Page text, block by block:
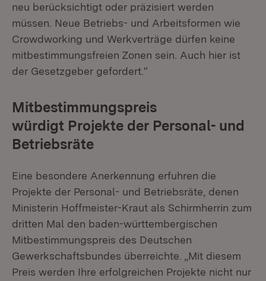
neu berücksichtigt oder präzisiert werden
müssen. Neue Betriebs- und Arbeitsformen wie
Crowdworking und Werkverträge dürfen keine
mitbestimmungsfreien Zonen sein. Auch hier ist
der Gesetzgeber gefordert.“
Mitbestimmungspreis
würdigt Projekte der Personal- und
Betriebsräte
Eine besondere Anerkennung erfuhren die
Projekte der Personal- und Betriebsräte, denen
Ministerin Hoffmeister-Kraut als Schirmherrin zum
dritten Mal den baden-württembergischen
Mitbestimmungspreis des Deutschen
Gewerkschaftsbundes überreichte. „Mit diesem
Preis werden Ihre erfolgreichen Projekte nicht nur